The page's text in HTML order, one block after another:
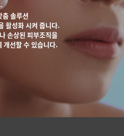
춤 솔루션
활성화 시켜 줍니다.
손상된 피부조직을
개선할 수 있습니다.